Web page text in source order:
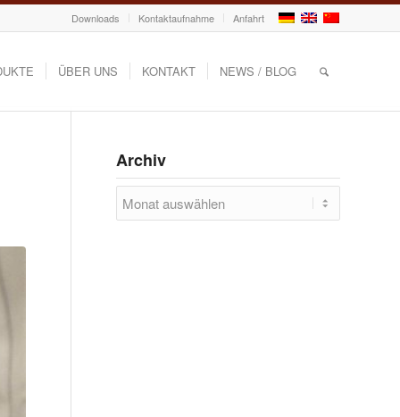
Downloads Kontaktaufnahme Anfahrt
ÜBER UNS KONTAKT NEWS / BLOG
Archiv